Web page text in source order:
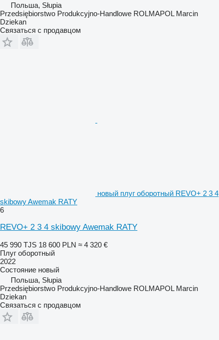
Польша, Słupia
Przedsiębiorstwo Produkcyjno-Handlowe ROLMAPOL Marcin
Dziekan
Связаться с продавцом
новый плуг оборотный REVO+ 2 3 4
skibowy Awemak RATY
6
REVO+ 2 3 4 skibowy Awemak RATY
45 990 TJS 18 600 PLN ≈ 4 320 €
Плуг оборотный
2022
Состояние новый
Польша, Słupia
Przedsiębiorstwo Produkcyjno-Handlowe ROLMAPOL Marcin
Dziekan
Связаться с продавцом